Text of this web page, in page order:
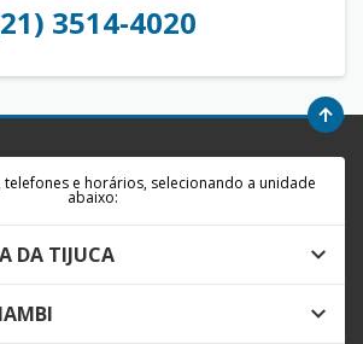
3514-4020
e horários, selecionando a unidade
abaixo:
DA TIJUCA